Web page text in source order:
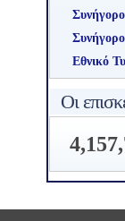
Εθνικό
Οι